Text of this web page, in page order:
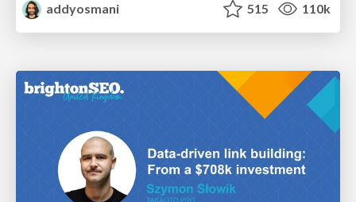
addyosmani
515 110k